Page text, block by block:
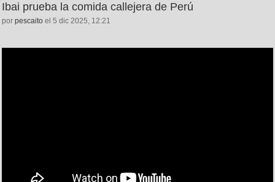
Ibai prueba la comida callejera de Perú
por pescaito el 5 dic 2025, 12:21